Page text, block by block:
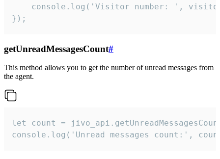
console.log('Visitor number: ',
});
getUnreadMessagesCount#
This method allows you to get the number of unread messages from
the agent.
let count =
console.log('Unread messages count:',